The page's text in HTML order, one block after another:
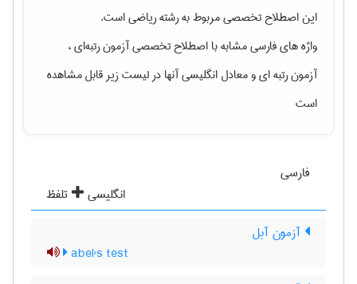
این اصطلاح تخصصی مربوط به رشتهرياضیاست.
واژه های فارسی مشابه با اصطلاح تخصصیآزمون رتبه‌ای ،
آزمون رتبه ایو معادل انگلیسی آنها در لیست زیر قابل مشاهده
است
فارسی
انگلیسی
تلفظ
آزمون آبل
abel's test